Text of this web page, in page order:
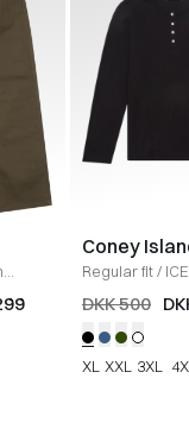
Coney
Regular fit/ ICE
Sweatshirt
/
DKK 500
XL XXL 3XL